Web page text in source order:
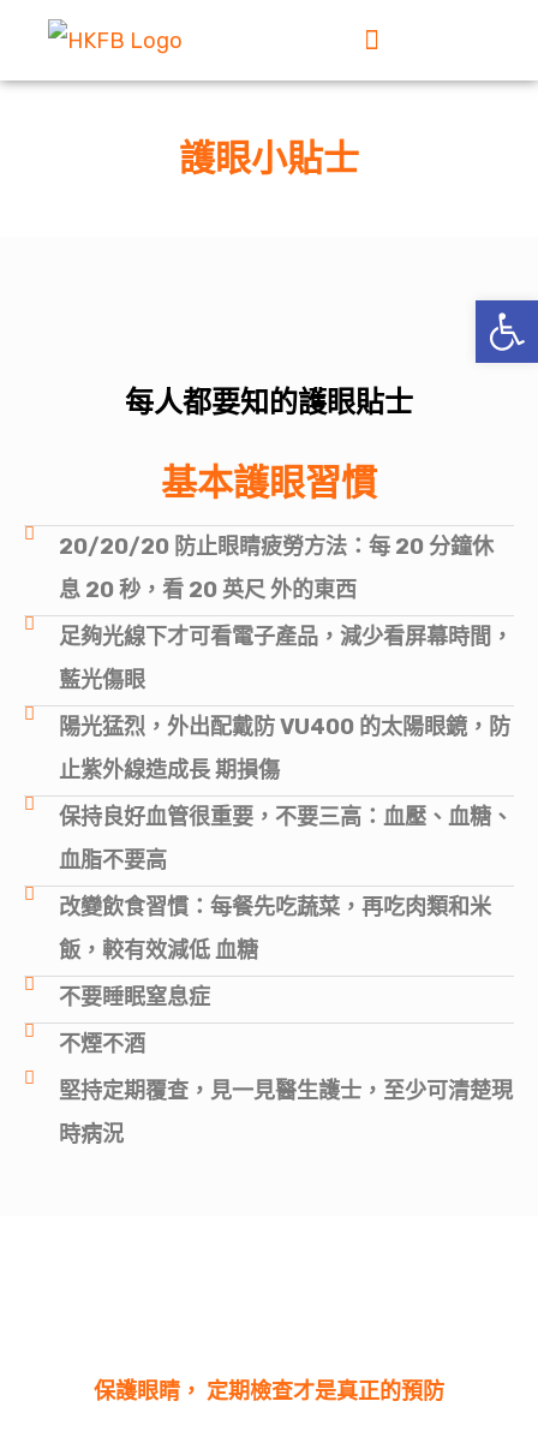
護眼小貼士
每人都要知的護眼貼士
基本護眼習慣
20/20/20 防止眼睛疲勞方法：每 20 分鐘休
息 20 秒，看 20 英尺 外的東西
足夠光線下才可看電子產品，減少看屏幕時間，
藍光傷眼
陽光猛烈，外出配戴防 VU400 的太陽眼鏡，防
止紫外線造成長 期損傷
保持良好血管很重要，不要三高：血壓、血糖、
血脂不要高
改變飲食習慣：每餐先吃蔬菜，再吃肉類和米
飯，較有效減低 血糖
不要睡眠窒息症
不煙不酒
堅持定期覆查，見一見醫生護士，至少可清楚現
時病況
保護眼睛， 定期檢查才是真正的預防